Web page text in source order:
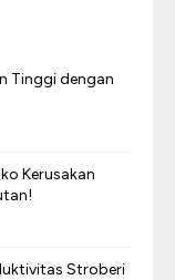
Tinggi dengan
Kerusakan
Stroberi